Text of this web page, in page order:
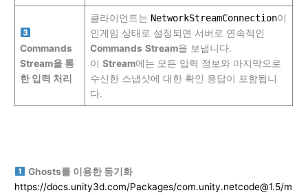
Commands
Stream을 통
한 입력 처리
클라이언트는 NetworkStreamConnection이
인게임 상태로 설정되면 서버로 연속적인
Commands Stream을 보냅니다.
이 Stream에는 모든 입력 정보와 마지막으로
수신한 스냅샷에 대한 확인 응답이 포함됩니
다.
Ghosts를 이용한 동기화
https://docs.unity3d.com/Packages/com.unity.netcode@1.5/m